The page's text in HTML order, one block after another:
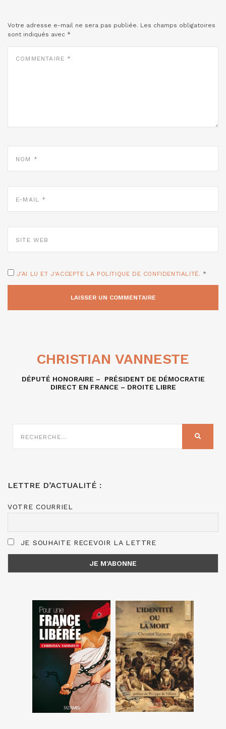
Votre adresse e-mail ne sera pas publiée. Les champs obligatoires
sont indiqués avec *
MAIL
WEB
J'AI LU ET J'ACCEPTE LA POLITIQUE DE CONFIDENTIALITÉ. *
CHRISTIAN VANNESTE
DÉPUTÉ HONORAIRE – PRÉSIDENT DE DÉMOCRATIE
DIRECT EN FRANCE – DROITE LIBRE
SUR
LETTRE D’ACTUALITÉ :
VOTRE COURRIEL
JE SOUHAITE RECEVOIR LA LETTRE